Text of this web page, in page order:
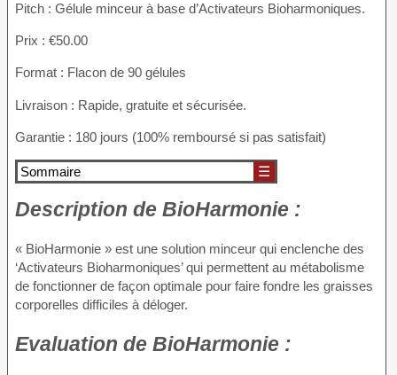
Pitch : Gélule minceur à base d’Activateurs Bioharmoniques.
Prix : €50.00
Format : Flacon de 90 gélules
Livraison : Rapide, gratuite et sécurisée.
Garantie : 180 jours (100% remboursé si pas satisfait)
Sommaire ☰
Description de BioHarmonie :
« BioHarmonie » est une solution minceur qui enclenche des
‘Activateurs Bioharmoniques’ qui permettent au métabolisme
de fonctionner de façon optimale pour faire fondre les graisses
corporelles difficiles à déloger.
Evaluation de BioHarmonie :